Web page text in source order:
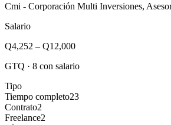
Cmi - Corporación Multi Inversiones,
Salario
Q4,252 – Q12,000
GTQ · 8 con salario
Tipo
Tiempo completo23
Contrato2
Freelance2